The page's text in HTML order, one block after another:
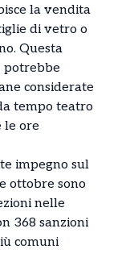
la vendita
di vetro o
Questa
potrebbe
considerate
tempo teatro
le ore
impegno sul
ottobre sono
nelle
368 sanzioni
comuni